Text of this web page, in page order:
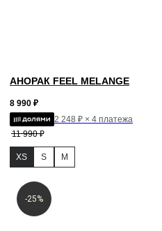
АНОРАК FEEL MELANGE
8 990 ₽
2 248 ₽ × 4 платежа
11 990 ₽
XS S M
-25%